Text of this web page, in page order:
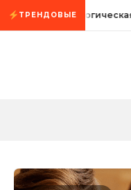
Промотать к
ТРЕНДОВЫЕ